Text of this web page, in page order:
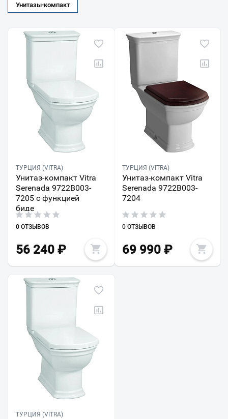
Унитазы-компакт
ТУРЦИЯ (VITRA)
Унитаз-компакт Vitra
Serenada 9722B003-
7205 с функцией
биде
0 ОТЗЫВОВ
56 240 ₽
ТУРЦИЯ (VITRA)
Унитаз-компакт Vitra
Serenada 9722B003-
7204
0 ОТЗЫВОВ
69 990₽
ТУРЦИЯ (VITRA)